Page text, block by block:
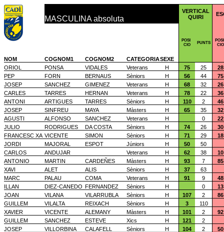
MASCULINA absoluta
VERTICAL
QUIRI
NOM COGNOM1 COGNOM2 CATEGORIASEXE
POSI
CIO
PUNTS
POSI
CIO
ORIOL PONSA VIDALES Veterans H 75 25
28
PEP
FORN BERNAUS Sèniors H 56 44
75
JOSEP
SANCHEZ GIMENEZ Veterans H 68 32
26
CARLES
TARRES HERNAN Veterans H 78 22
36
ANTONI
ARTIGUES TARRES Sèniors H 110 2
46
JOSEP
SINFREU MAYA Màsters H 65 35
32
AGUSTI
ALFONSO SANCHEZ Veterans H 0
22
JULIO
RODRIGUES DA COSTA Sèniors H 74 26
30
FRANCESC XA VICENTE SIMON Sèniors H 71 29
18
JORDI
MAJORAL ESPOT Júniors H 50
50
CARLOS
ANDUJAR Veterans H 62 38
10
ANTONIO
MARTIN CARDEÑES Màsters H 93 7
85
XAVI
ALET ALIS Sèniors H 37
63
MARC
PALAU COMA Veterans H 91 9
48
ILLAN
DIEZ-CANEDO FERNANDEZ Sèniors H 0
13
JOAN
VILANA VILARRUBLA Sèniors H 107 2
86
GUILLEM
VILALTA REIXACH Sèniors H 3
110
XAVIER
VICENTE ALEMANY Màsters H 101 2
92
GUILLEM
SANCHEZ ESTEVE Xics H 121
2
JOSEP
VILLORBINA CALAFELL Sèniors H 104 2
50